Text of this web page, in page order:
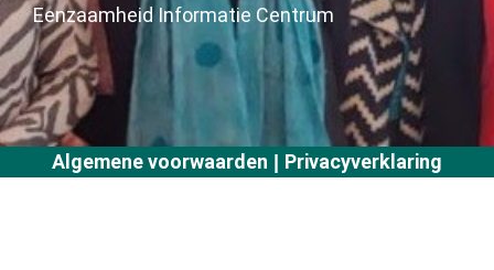
Eenzaamheid Informatie Centrum
Algemene voorwaarden Privacyverklaring